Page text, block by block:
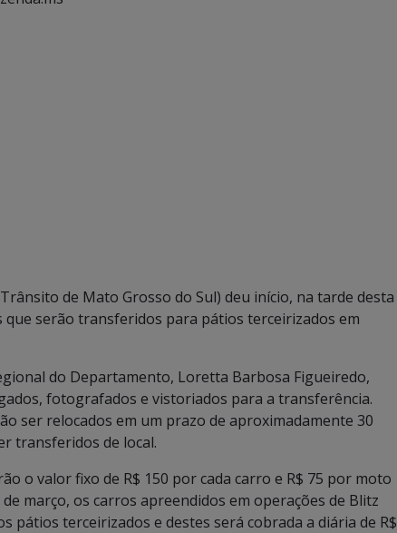
de Mato Grosso do Sul) deu início, na tarde desta
serão transferidos para pátios terceirizados em
do Departamento, Loretta Barbosa Figueiredo,
fotografados e vistoriados para a transferência.
ser relocados em um prazo de aproximadamente 30
transferidos de local.
o valor fixo de R$ 150 por cada carro e R$ 75 por moto
março, os carros apreendidos em operações de Blitz
pátios terceirizados e destes será cobrada a diária de R$